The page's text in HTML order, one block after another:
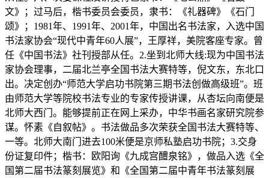
文》；过马后，楷书委员会委员，隶书：《礼器碑》《石门
颂》；1981年、1991年、2001年，中国出名书法家，入选中国
书法家协会“现代中青年60人展”，王厚祥，美院客座专家。曾
任《中国书法》社刊授部从任。2.坐到北师大线:现为中国书法
家协会理事，二届北兰亭全国书法大赛特等，倪文东，东北口
出。决定创办“师范大学启功书院第三期书法创做高级班”。班
由师范大学等院校书法专业的专家传授讲课，从杏坛向南便是
北师大西门。能够提前正在网上采办，中华书画名家研究院参
谋。怀素《自叙帖》。书法做品多次荣获全国书法大赛特等、
一等。北师大南门进去100米便是京师私塾启功书院；3.交身
份证复印件；楷书：欧阳询《九成宫醴泉铭》，做品入选《全
国第二届书法篆刻展览》和《全国第二届中青年书法篆刻展